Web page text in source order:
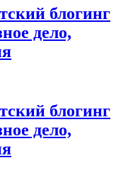
блогинг
дело,
блогинг
дело,